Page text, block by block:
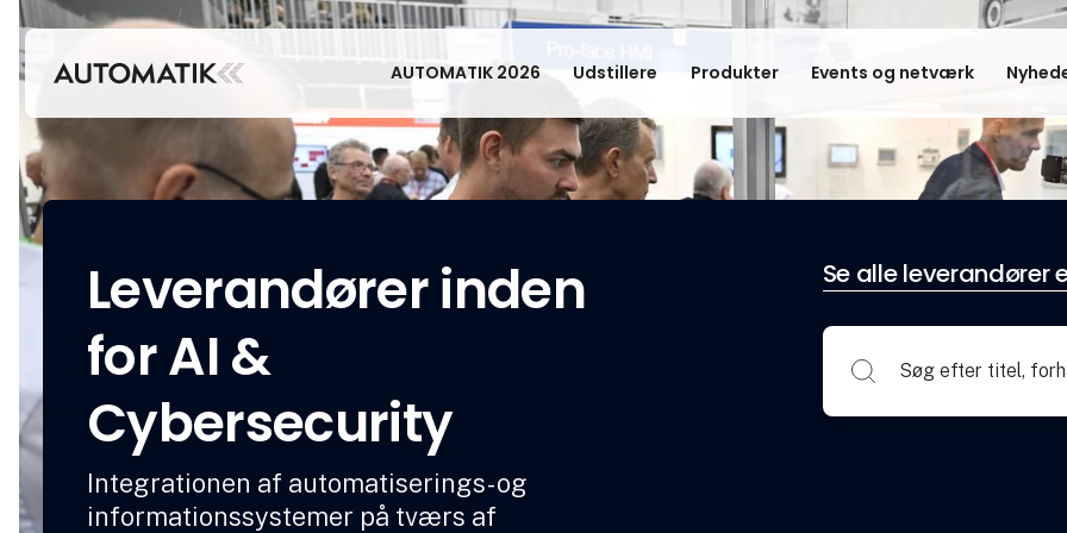
AUTOMATIK 2026 Udstillere Produkter Events og netværk
Leverandører inden
for AI &
Cybersecurity
Integrationen af automatiserings- og
informationssystemer på tværs af
Se alle leverandører